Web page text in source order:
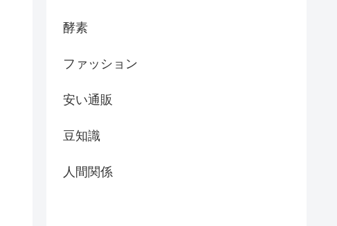
酵素
ファッション
安い通販
豆知識
人間関係